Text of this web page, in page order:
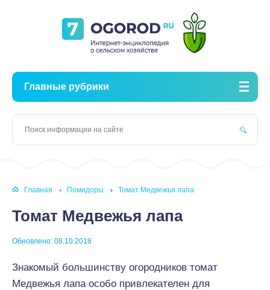
Главные рубрики
Главная Помидоры Томат Медвежья лапа
Томат Медвежья лапа
Обновлено: 08.10.2018
Знакомый большинству огородников томат
Медвежья лапа особо привлекателен для